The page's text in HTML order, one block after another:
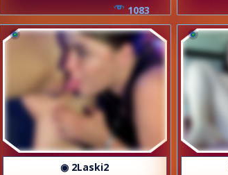
1083
◉ 2Laski2